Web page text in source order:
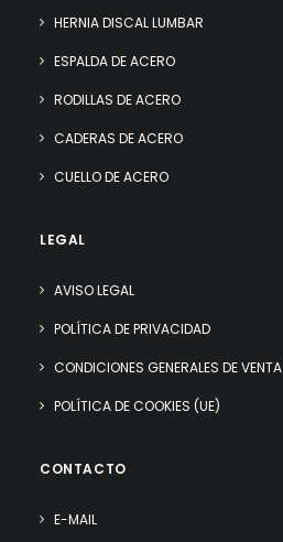
HERNIA DISCAL LUMBAR
ESPALDA DE ACERO
RODILLAS DE ACERO
CADERAS DE ACERO
CUELLO DE ACERO
LEGAL
AVISO LEGAL
POLÍTICA DE PRIVACIDAD
CONDICIONES GENERALES DE VENTA
POLÍTICA DE COOKIES (UE)
CONTACTO
E-MAIL